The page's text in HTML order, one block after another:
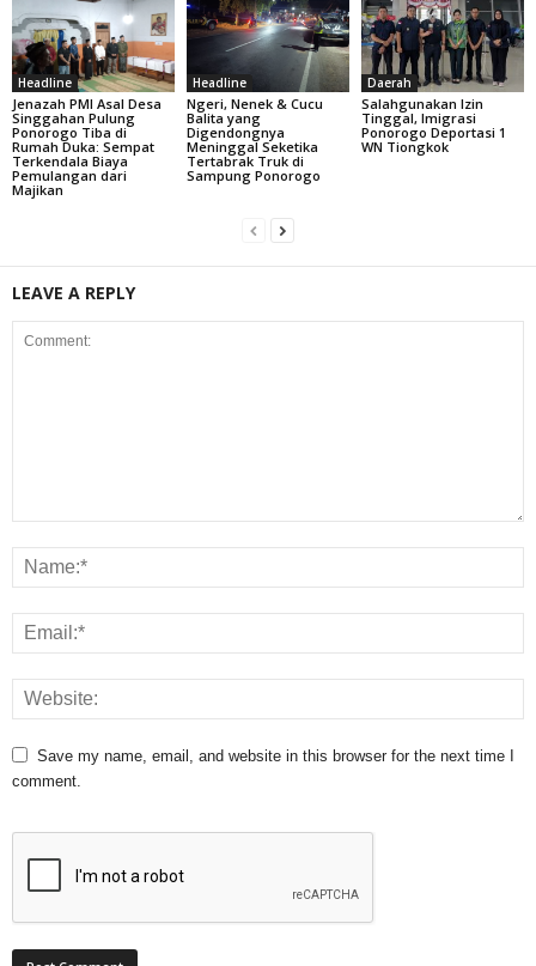
Headline
Jenazah PMI Asal Desa
Singgahan Pulung
Ponorogo Tiba di
Rumah Duka: Sempat
Terkendala Biaya
Pemulangan dari
Majikan
Headline
Ngeri, Nenek & Cucu
Balita yang
Digendongnya
Meninggal Seketika
Tertabrak Truk di
Sampung Ponorogo
Daerah
Salahgunakan Izin
Tinggal, Imigrasi
Ponorogo Deportasi 1
WN Tiongkok
LEAVE A REPLY
Save my name, email, and website in this browser for the next time I
comment.